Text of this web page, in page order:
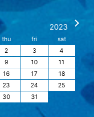
2023
thu fri
sat
2 3
4
9 10
11
16 17
18
23 24
25
30 31